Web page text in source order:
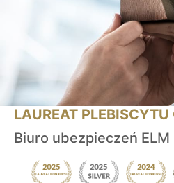
LAUREAT PLEBISCYTU
Biuro ubezpieczeń